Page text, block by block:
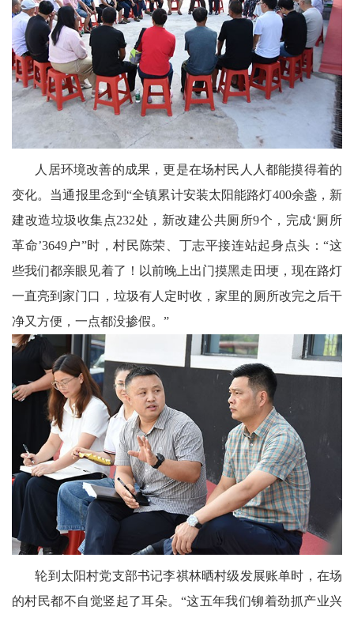
区
天
府
医
卫
天
旅
游
天
文
学
人居环境改善的成果，更是在场村民人人都能摸得着的
变化。当通报里念到“全镇累计安装太阳能路灯400余盏，新
建改造垃圾收集点232处，新改建公共厕所9个，完成‘厕所
革命’3649户”时，村民陈荣、丁志平接连站起身点头：“这
些我们都亲眼见着了！以前晚上出门摸黑走田埂，现在路灯
一直亮到家门口，垃圾有人定时收，家里的厕所改完之后干
净又方便，一点都没掺假。”
轮到太阳村党支部书记李祺林晒村级发展账单时，在场
的村民都不自觉竖起了耳朵。“这五年我们铆着劲抓产业兴